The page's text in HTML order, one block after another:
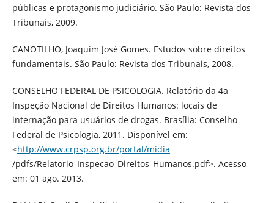
públicas e protagonismo judiciário. São Paulo: Revista dos
Tribunais, 2009.
CANOTILHO, Joaquim José Gomes. Estudos sobre direitos
fundamentais. São Paulo: Revista dos Tribunais, 2008.
CONSELHO FEDERAL DE PSICOLOGIA. Relatório da 4a
Inspeção Nacional de Direitos Humanos: locais de
internação para usuários de drogas. Brasília: Conselho
Federal de Psicologia, 2011. Disponível em:
<http://www.crpsp.org.br/portal/midia
/pdfs/Relatorio_Inspecao_Direitos_Humanos.pdf>. Acesso
em: 01 ago. 2013.